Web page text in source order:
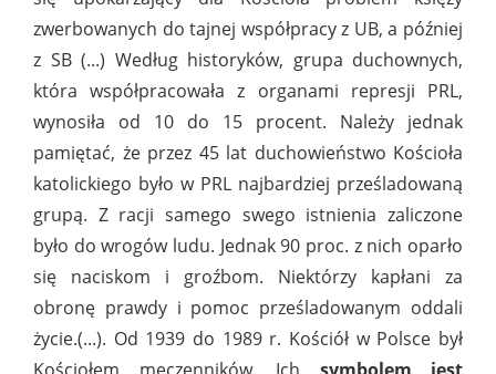
zwerbowanych do tajnej współpracy z UB, a później
z SB (...) Według historyków, grupa duchownych,
która współpracowała z organami represji PRL,
wynosiła od 10 do 15 procent. Należy jednak
pamiętać, że przez 45 lat duchowieństwo Kościoła
katolickiego było w PRL najbardziej prześladowaną
grupą. Z racji samego swego istnienia zaliczone
było do wrogów ludu. Jednak 90 proc. z nich oparło
się naciskom i groźbom. Niektórzy kapłani za
obronę prawdy i pomoc prześladowanym oddali
życie.(...). Od 1939 do 1989 r. Kościół w Polsce był